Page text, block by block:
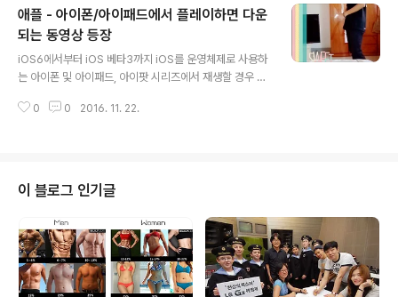
g.LITTLE 듀얼 클러스터 구조)이며, 아드레노 540 GPU
및 최대 1866Mhz 4x LPDDR4X, UFS 2.1, LTE Adva
nced Pro라 불리는 LTE Cat.16의 X16 LTE 모뎀을 탑
재한 것이 확인되었습니다. * 갤럭시 S8에 최초로 사용될
스냅드래곤 835 옥타코어 프로세서는 3Ghz에 근접하는
클럭이며, 14nm 공정..
애플 - 아이폰/아이패드에서 플레이하면 다운
되는 동영상 등장
iOS6에서부터 iOS 베타3까지 iOS를 운영체제로 사용하
는 아이폰 및 아이패드, 아이팟 시리즈에서 재생할 경우 시
PC나 안드로이드 기기에서 재생시에는 특별할 것이 없으
피 공격 또는 동영상 파일에 이상이 있을 경우 플레이가 중
지되어야하나 오류코드로 인해 계속 디코딩을 하여 무한
루프레 빠지는 것으로 추정되며, 전원버튼 + 홈버튼 (아이
폰7은 전원버튼 + 음량감소버튼)을 통해 리셋하기전까지
프로세싱을 계속해 기기에 이상을 발생시킬수도 있습니다.
이 영상은 하단 링크를 통한 플레이뿐..
0 0 2016. 11. 22.
이 블로그 인기글